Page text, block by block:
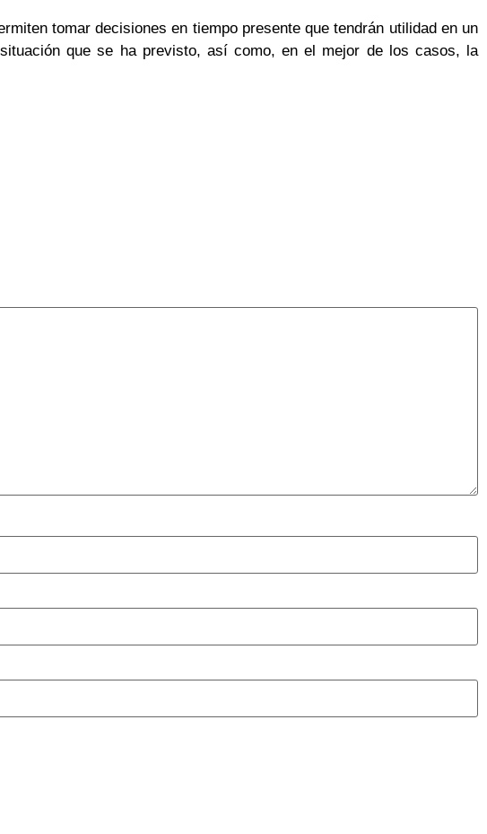
tomar decisiones en tiempo presente que tendrán utilidad en un
que se ha previsto, así como, en el mejor de los casos, la